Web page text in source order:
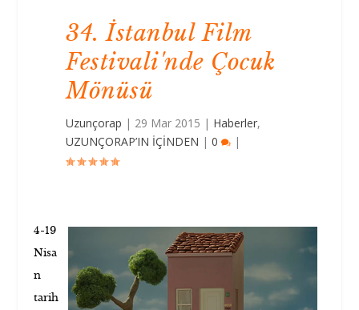
34. İstanbul Film
Festivali'nde Çocuk
Mönüsü
Uzunçorap | 29 Mar 2015 | Haberler,
UZUNÇORAP’IN İÇİNDEN |0 |
4-19
Nisa
n
tarih